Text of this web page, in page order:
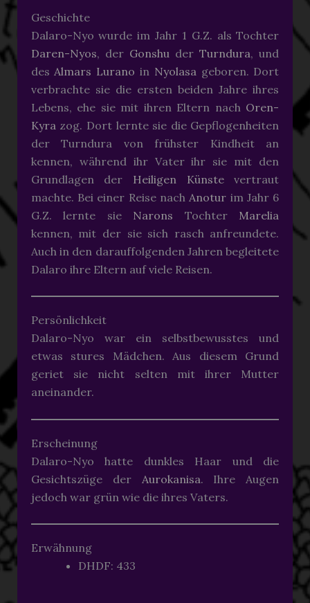
Geschichte
Dalaro-Nyo wurde im Jahr 1 G.Z. als Tochter
Daren-Nyos, der Gonshu derTurndura, und
des Almars Lurano in Nyolasa geboren. Dort
verbrachte sie die ersten beiden Jahre ihres
Lebens, ehe sie mit ihren Eltern nach Oren-
Kyra zog. Dort lernte sie die Gepflogenheiten
der Turndura von frühster Kindheit an
kennen, während ihr Vater ihr sie mit den
Grundlagen der Heiligen Künstevertraut
machte. Bei einer Reise nach Anotur im Jahr 6
G.Z. lernte sie Narons Tochter Marelia
kennen, mit der sie sich rasch anfreundete.
Auch in den darauffolgenden Jahren begleitete
Dalaro ihre Eltern auf viele Reisen.
Persönlichkeit
Dalaro-Nyo war ein selbstbewusstes und
etwas stures Mädchen. Aus diesem Grund
geriet sie nicht selten mit ihrer Mutter
aneinander.
Erscheinung
Dalaro-Nyo hatte dunkles Haar und die
Gesichtszüge der Aurokanisa. Ihre Augen
jedoch war grün wie die ihres Vaters.
Erwähnung
DHDF: 433